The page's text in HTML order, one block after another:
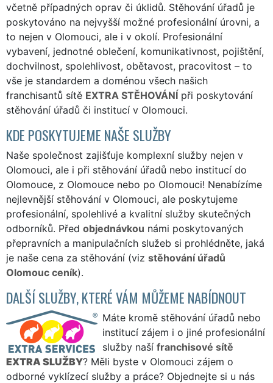
včetně případných oprav či úklidů. Stěhování úřadů je
poskytováno na nejvyšší možné profesionální úrovni, a
to nejen v Olomouci, ale i v okolí. Profesionální
vybavení, jednotné oblečení, komunikativnost, pojištění,
dochvilnost, spolehlivost, obětavost, pracovitost – to
vše je standardem a doménou všech našich
franchisantů sítě EXTRA STĚHOVÁNÍ při poskytování
stěhování úřadů či institucí v Olomouci.
KDE POSKYTUJEME NAŠE SLUŽBY
Naše společnost zajišťuje komplexní služby nejen v
Olomouci, ale i při stěhování úřadů nebo institucí do
Olomouce, z Olomouce nebo po Olomouci! Nenabízíme
nejlevnější stěhování v Olomouci, ale poskytujeme
profesionální, spolehlivé a kvalitní služby skutečných
odborníků. Před objednávkou námi poskytovaných
přepravních a manipulačních služeb si prohlédněte, jaká
je naše cena za stěhování (viz stěhování úřadů
Olomouc ceník).
DALŠÍ SLUŽBY, KTERÉ VÁM MŮŽEME NABÍDNOUT
Máte kromě stěhování úřadů nebo
institucí zájem i o jiné profesionální
služby naší franchisové sítě
EXTRA SLUŽBY? Měli byste v Olomouci zájem o
odborné vyklízecí služby a práce? Objednejte si u nás